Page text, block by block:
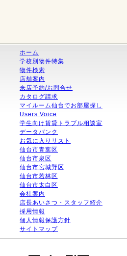
ホーム
学校別物件特集
物件検索
店舗案内
来店予約/お問合せ
カタログ請求
マイルーム仙台でお部屋探し
Users Voice
学生向け賃貸トラブル相談室
データバンク
お気に入りリスト
仙台市青葉区
仙台市泉区
仙台市宮城野区
仙台市若林区
仙台市太白区
会社案内
店長あいさつ・スタッフ紹介
採用情報
個人情報保護方針
サイトマップ